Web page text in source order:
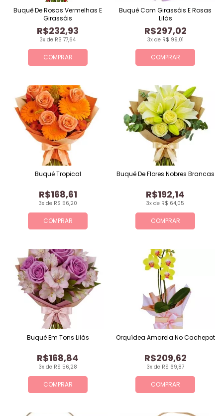
COMPRAR
3x de R$ 77,64
R$232,93
Buquê De Rosas Vermelhas E
Girassóis
COMPRAR
3x de R$ 99,01
R$297,02
Buquê Com Girassóis E Rosas
Lilás
COMPRAR
3x de R$ 56,20
R$168,61
Buquê Tropical
COMPRAR
3x de R$ 64,05
R$192,14
Buquê De Flores Nobres Brancas
COMPRAR
3x de R$ 56,28
R$168,84
Buquê Em Tons Lilás
COMPRAR
3x de R$ 69,87
R$209,62
Orquídea Amarela No Cachepot